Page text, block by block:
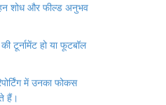
शोध और फील्ड अनुभव
टूर्नामेंट हो या फूटबॉल
में उनका फोकस
हैं।